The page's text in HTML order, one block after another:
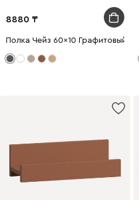
8880
Полка Чейз 60x10 Графитовый